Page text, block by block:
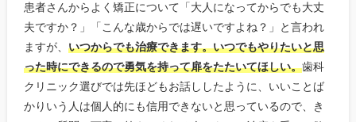
患者さんからよく矯正について「大人になってからでも大丈
夫ですか？」「こんな歳からでは遅いですよね？」と言われ
ますが、 いつからでも治療できます。いつでもやりたいと思
った時にできるので勇気を持って扉をたたいてほしい。歯科
クリニック選びでは先ほどもお話ししたように、いいことば
かりいう人は個人的にも信用できないと思っているので、き